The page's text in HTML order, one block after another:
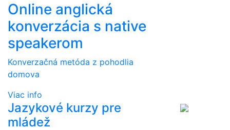
Online anglická
konverzácia s native
speakerom
Konverzačná metóda z pohodlia
domova
Viac info
Jazykové kurzy pre
mládež